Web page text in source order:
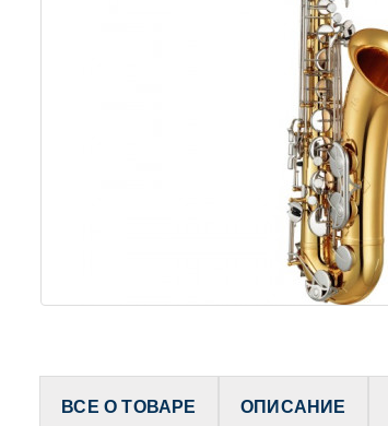
ВСЕ О ТОВАРЕ ОПИСАНИЕ